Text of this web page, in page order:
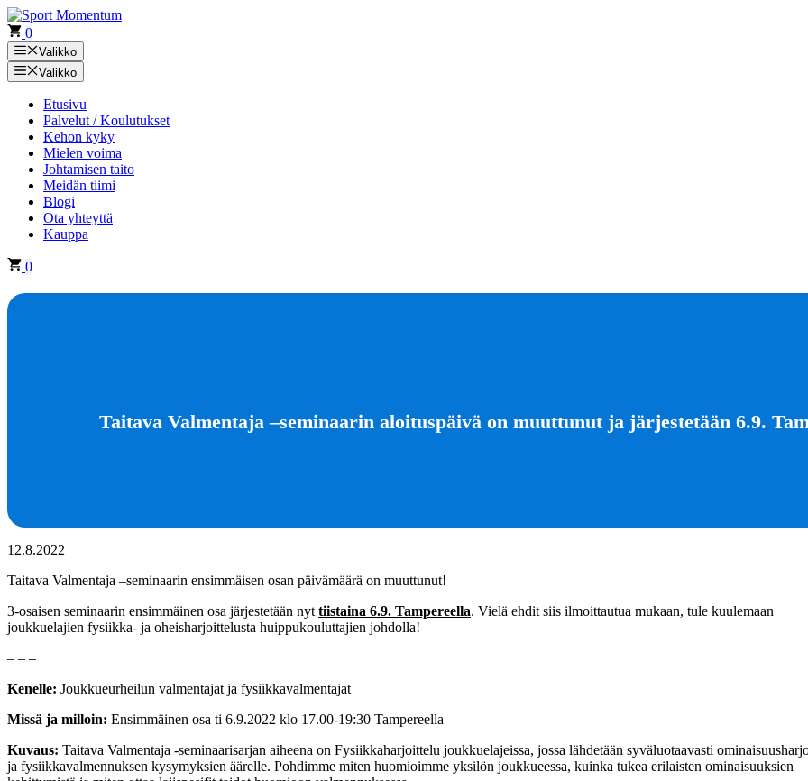
Siirry
sisältöön
0
Valikko
Valikko
Etusivu
Palvelut / Koulutukset
Kehon kyky
Mielen voima
Johtamisen taito
Meidän tiimi
Blogi
Ota yhteyttä
Kauppa
0
Taitava Valmentaja –seminaarin aloituspäivä on muuttunut ja järjestetään 6.9.
12.8.2022
Taitava Valmentaja –seminaarin ensimmäisen osan päivämäärä on muuttunut!
3-osaisen seminaarin ensimmäinen osa järjestetään nyt tiistaina 6.9. Tampereella. Vielä ehdit siis ilmoittautua mukaan, tule kuulemaan
joukkuelajien fysiikka- ja oheisharjoittelusta huippukouluttajien johdolla!
– – –
Kenelle: Joukkueurheilun valmentajat ja fysiikkavalmentajat
Missä ja milloin: Ensimmäinen osa ti 6.9.2022 klo 17.00-19:30 Tampereella
Kuvaus: Taitava Valmentaja -seminaarisarjan aiheena on Fysiikkaharjoittelu joukkuelajeissa, jossa lähdetään syväluotaavasti
ja fysiikkavalmennuksen kysymyksien äärelle. Pohdimme miten huomioimme yksilön joukkueessa, kuinka tukea erilaisten ominaisuuksien